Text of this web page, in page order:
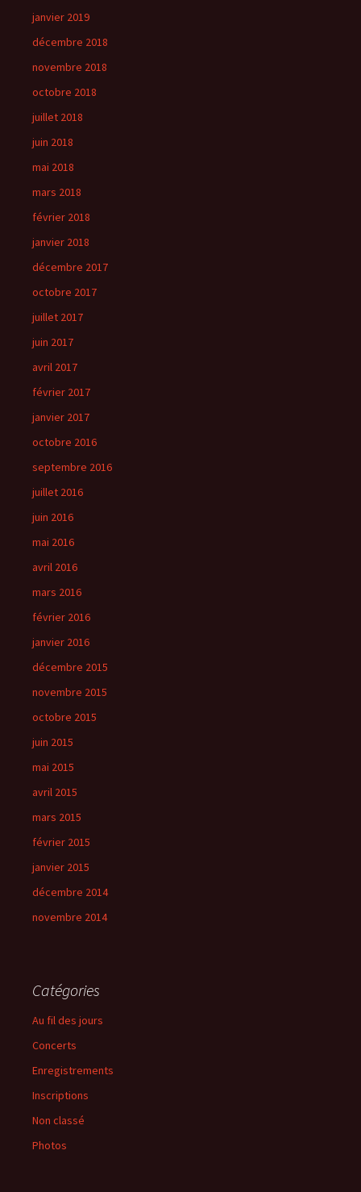
janvier 2019
décembre 2018
novembre 2018
octobre 2018
juillet 2018
juin 2018
mai 2018
mars 2018
février 2018
janvier 2018
décembre 2017
octobre 2017
juillet 2017
juin 2017
avril 2017
février 2017
janvier 2017
octobre 2016
septembre 2016
juillet 2016
juin 2016
mai 2016
avril 2016
mars 2016
février 2016
janvier 2016
décembre 2015
novembre 2015
octobre 2015
juin 2015
mai 2015
avril 2015
mars 2015
février 2015
janvier 2015
décembre 2014
novembre 2014
Catégories
Au fil des jours
Concerts
Enregistrements
Inscriptions
Non classé
Photos